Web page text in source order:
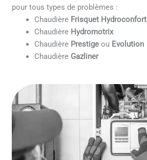
pour tous types de problèmes :
Chaudière Frisquet Hydroconfort
Chaudière Hydromotrix
Chaudière Prestige ou Evolution
Chaudière Gazliner